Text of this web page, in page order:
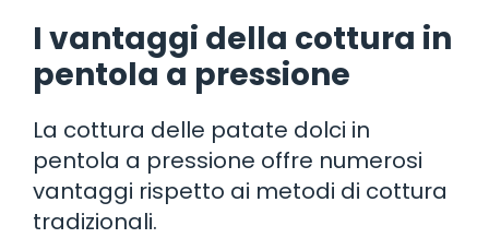
I vantaggi della cottura in
pentola a pressione
La cottura delle patate dolci in
pentola a pressione offre numerosi
vantaggi rispetto ai metodi di cottura
tradizionali.